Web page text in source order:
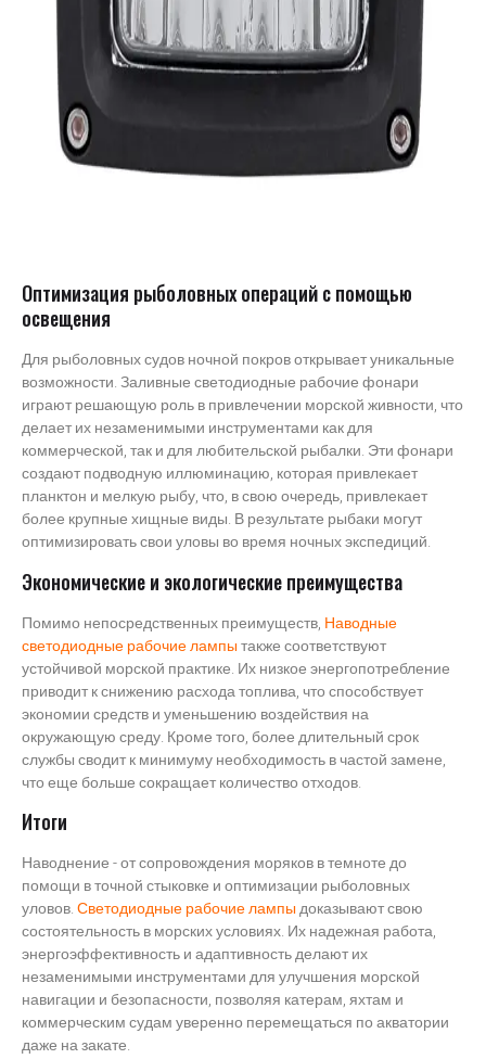
Оптимизация рыболовных операций с помощью
освещения
Для рыболовных судов ночной покров открывает уникальные
возможности. Заливные светодиодные рабочие фонари
играют решающую роль в привлечении морской живности, что
делает их незаменимыми инструментами как для
коммерческой, так и для любительской рыбалки. Эти фонари
создают подводную иллюминацию, которая привлекает
планктон и мелкую рыбу, что, в свою очередь, привлекает
более крупные хищные виды. В результате рыбаки могут
оптимизировать свои уловы во время ночных экспедиций.
Экономические и экологические преимущества
Помимо непосредственных преимуществ, Наводные
светодиодные рабочие лампытакже соответствуют
устойчивой морской практике. Их низкое энергопотребление
приводит к снижению расхода топлива, что способствует
экономии средств и уменьшению воздействия на
окружающую среду. Кроме того, более длительный срок
службы сводит к минимуму необходимость в частой замене,
что еще больше сокращает количество отходов.
Итоги
Наводнение - от сопровождения моряков в темноте до
помощи в точной стыковке и оптимизации рыболовных
уловов.Светодиодные рабочие лампыдоказывают свою
состоятельность в морских условиях. Их надежная работа,
энергоэффективность и адаптивность делают их
незаменимыми инструментами для улучшения морской
навигации и безопасности, позволяя катерам, яхтам и
коммерческим судам уверенно перемещаться по акватории
даже на закате.